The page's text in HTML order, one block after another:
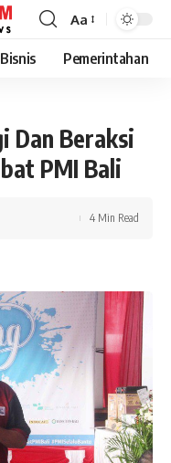
Aa
Pemerintahan
Dan Beraksi
PMI Bali
4 Min Read